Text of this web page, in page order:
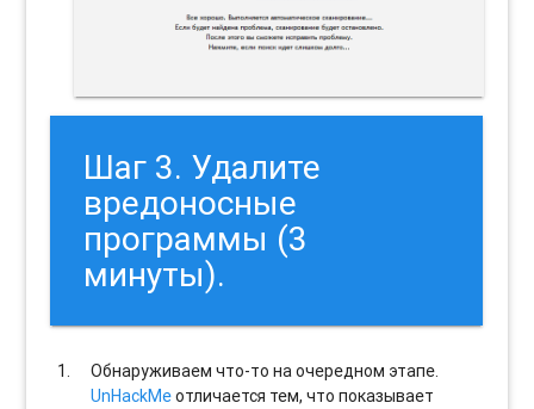
Шаг 3. Удалите
вредоносные
программы (3
минуты).
Обнаруживаем что-то на очередном этапе.
UnHackMeотличается тем, что показывает